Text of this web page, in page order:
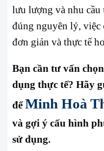
lưu lượng và nhu
đúng nguyên lý, việc
đơn giản và thực tế
Bạn cần tư vấn
dụng thực tế? Hãy
đểMinh Hoà
và gợi ý cấu hình
sử dụng.